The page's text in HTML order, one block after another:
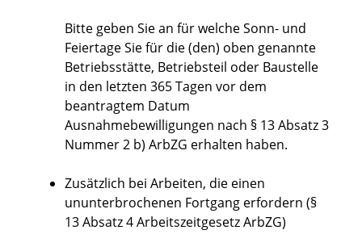
Bitte geben Sie an für welche Sonn- und
Feiertage Sie für die (den) oben genannte
Betriebsstätte, Betriebsteil oder Baustelle
in den letzten 365 Tagen vor dem
beantragtem Datum
Ausnahmebewilligungen nach § 13 Absatz 3
Nummer 2 b) ArbZG erhalten haben.
Zusätzlich bei Arbeiten, die einen
ununterbrochenen Fortgang erfordern (§
13 Absatz4 Arbeitszeitgesetz ArbZG)